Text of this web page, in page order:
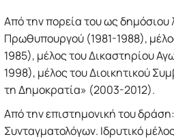
Από την πορεία του ως δημόσιου
Πρωθυπουργού (1981-1988),
1985), μέλος του Δικαστηρίου
1998), μέλος του Διοικητικού
τη Δημοκρατία» (2003-2012).
Από την επιστημονική του
Συνταγματολόγων. Ιδρυτικό